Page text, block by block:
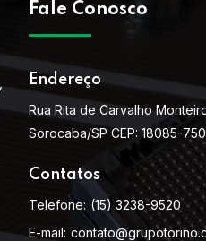
Fale Conosco
Endereço
Rua Rita de Carvalho
Sorocaba/SP CEP: 18085-750
Contatos
Telefone: (15) 3238-9520
E-mail: